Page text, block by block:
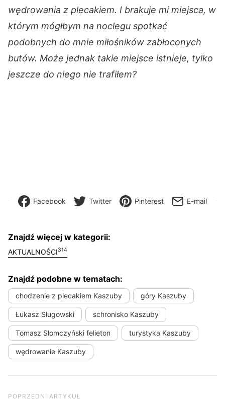
wędrowania z plecakiem. I brakuje mi miejsca, w
którym mógłbym na noclegu spotkać
podobnych do mnie miłośników zabłoconych
butów. Może jednak takie miejsce istnieje, tylko
jeszcze do niego nie trafiłem?
Facebook Twitter Pinterest E-mail
Znajdź więcej w kategorii:
AKTUALNOŚCI314
Znajdź podobne w tematach:
chodzenie z plecakiem Kaszuby góry Kaszuby
Łukasz Sługowski schronisko Kaszuby
Tomasz Słomczyński felieton turystyka Kaszuby
wędrowanie Kaszuby
Poprzedni artykuł
POPRZEDNI ARTYKUŁ